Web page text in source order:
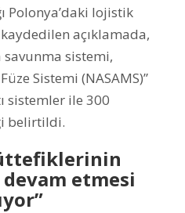
Polonya’daki lojistik
açıklamada,
sistemi,
Sistemi (NASAMS)”
sistemler ile 300
belirtildi.
etmesi